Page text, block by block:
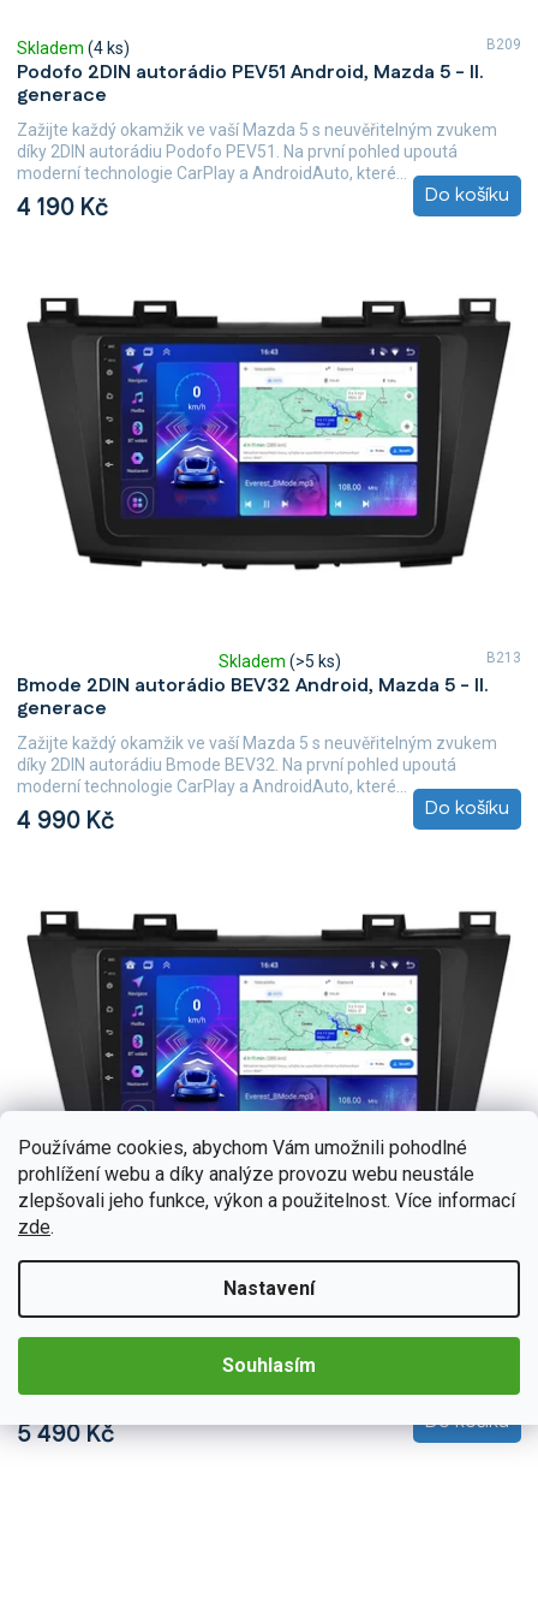
Používáme cookies, abychom Vám umožnili pohodlné
prohlížení webu a díky analýze provozu webu neustále
zlepšovali jeho funkce, výkon a použitelnost. Více informací
zde.
Nastavení
Souhlasím
Podofo 2DIN autorádio PEV51 Android, Mazda 5 - II.
generace
Skladem (4 ks)
4 190 Kč Do košíku
Zažijte každý okamžik ve vaší Mazda 5 s neuvěřitelným zvukem
díky 2DIN autorádiu Podofo PEV51. Na první pohled upoutá
moderní technologie CarPlay a AndroidAuto, které...
B209
Bmode 2DIN autorádio BEV32 Android, Mazda 5 - II.
generace
hodnocení
produktu
je
5,0
z
hvězdiček.
Skladem (>5 ks)
4 990 Kč Do košíku
Zažijte každý okamžik ve vaší Mazda 5 s neuvěřitelným zvukem
díky 2DIN autorádiu Bmode BEV32. Na první pohled upoutá
moderní technologie CarPlay a AndroidAuto, které...
B213
Bmode 2DIN autorádio BEX32 Android, Mazda 5 - II.
generace
5 490 Kč Do košíku
Zažijte každý okamžik ve vaší Mazda 5 s neuvěřitelným zvukem
díky 2DIN autorádiu Bmode BEX32. Na první pohled upoutá
moderní technologie CarPlay a AndroidAuto, které...
BEX-UN06M/A7300